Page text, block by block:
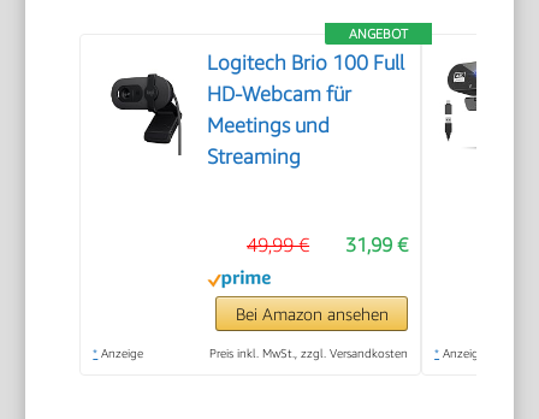
ANGEBOT
Logitech Brio 100 Full
HD-Webcam für
Meetings und
Streaming
31,99 €
49,99 €
Bei Amazon ansehen
* Anzeige Preis inkl. MwSt., zzgl. Versandkosten * Anzeige